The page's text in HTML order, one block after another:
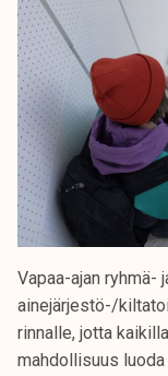
Vapaa-ajan ryhmä-
ainejärjestö-/
rinnalle, jotta
mahdollisuus